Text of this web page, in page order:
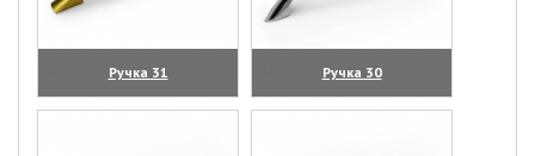
Ручка 31
(увеличить)
Ручка 30
(увеличить)